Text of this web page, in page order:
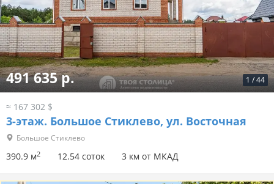
1 /44
491 635 р.
≈ 167 302 $
3-этаж. Большое Стиклево, ул. Восточная
Большое Стиклево
390.9 м2 12.54 соток 3 км от МКАД